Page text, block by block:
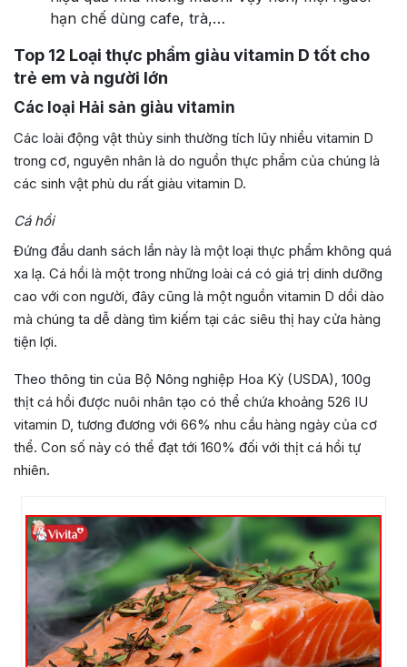
hạn chế dùng cafe, trà,…
Top 12 Loại thực phẩm giàu vitamin D tốt cho
trẻ em và người lớn
Các loại Hải sản giàu vitamin
Các loài động vật thủy sinh thường tích lũy nhiều vitamin D
trong cơ, nguyên nhân là do nguồn thực phẩm của chúng là
các sinh vật phù du rất giàu vitamin D.
Cá hồi
Đứng đầu danh sách lần này là một loại thực phẩm không quá
xa lạ. Cá hồi là một trong những loài cá có giá trị dinh dưỡng
cao với con người, đây cũng là một nguồn vitamin D dồi dào
mà chúng ta dễ dàng tìm kiếm tại các siêu thị hay cửa hàng
tiện lợi.
Theo thông tin của Bộ Nông nghiệp Hoa Kỳ (USDA), 100g
thịt cá hồi được nuôi nhân tạo có thể chứa khoảng 526 IU
vitamin D, tương đương với 66% nhu cầu hàng ngày của cơ
thể. Con số này có thể đạt tới 160% đối với thịt cá hồi tự
nhiên.